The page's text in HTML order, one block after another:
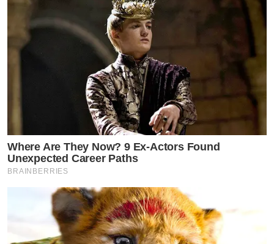
Where Are They Now? 9 Ex-Actors Found
Unexpected Career Paths
BRAINBERRIES